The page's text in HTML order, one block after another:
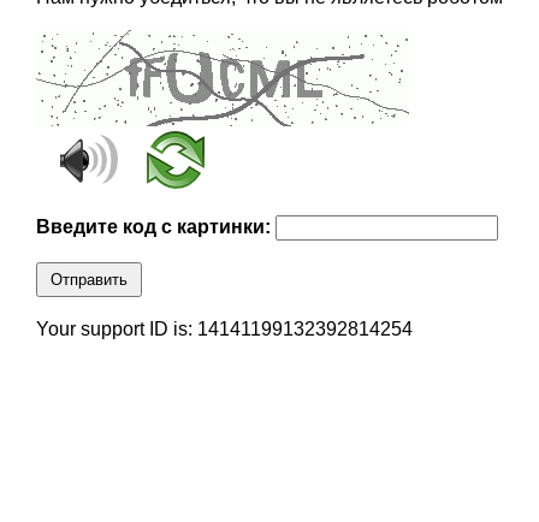
Введите код с картинки:
Отправить
Your support ID is: 14141199132392814254